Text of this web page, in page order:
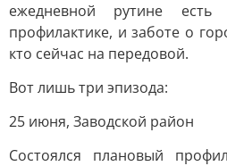
ежедневной рутине
профилактике, и заботе о
кто сейчас на передовой.
Вот лишь три эпизода:
25 июня, Заводской район
Состоялся плановый